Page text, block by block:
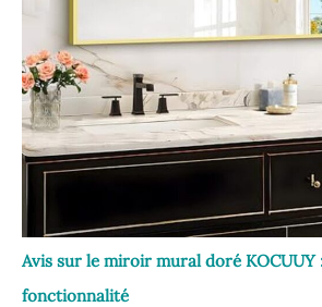
Avis sur le miroir mural doré KOCUUY
fonctionnalité